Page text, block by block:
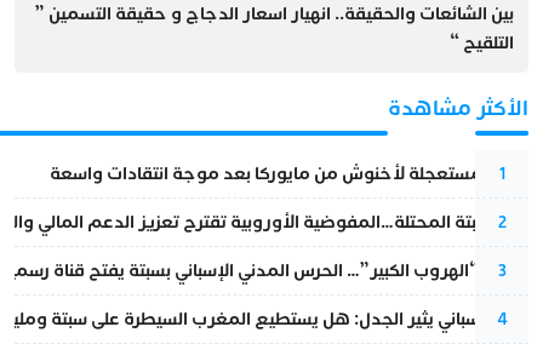
بين الشائعات والحقيقة.. انهيار اسعار الدجاج و حقيقة التسمين ”
التلقيح “
الأكثر مشاهدة
1
عودة مستعجلة لأخنوش من مايوركا بعد موجة انتقادات واسعة
2
أزمة سبتة المحتلة…المفوضية الأوروبية تقترح تعزيز الدعم المالي
3
عملية “الهروب الكبير”… الحرس المدني الإسباني بسبتة يفتح قناة
4
تقرير إسباني يثير الجدل: هل يستطيع المغرب السيطرة على سبتة